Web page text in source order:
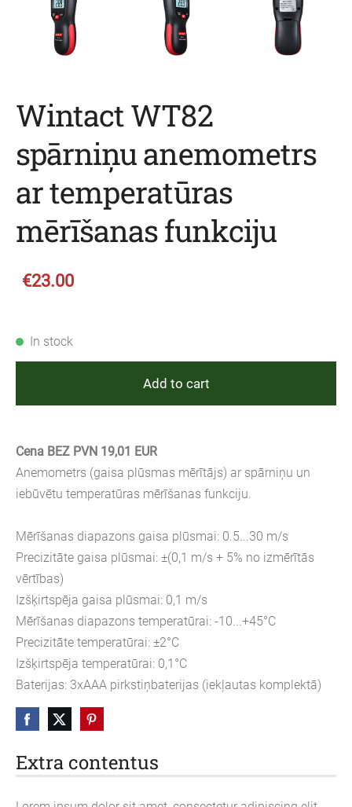
Extra contentus
Wintact WT82
spārniņu anemometrs
ar temperatūras
mērīšanas funkciju
€23.00
In stock
Add to cart
Cena BEZ PVN 19,01 EUR
Anemometrs (gaisa plūsmas mērītājs) ar spārniņu un
iebūvētu temperatūras mērīšanas funkciju.
Mērīšanas diapazons gaisa plūsmai: 0.5...30 m/s
Precizitāte gaisa plūsmai: ±(0,1 m/s + 5% no izmērītās
vērtības)
Izšķirtspēja gaisa plūsmai: 0,1 m/s
Mērīšanas diapazons temperatūrai: -10...+45°C
Precizitāte temperatūrai: ±2°C
Izšķirtspēja temperatūrai: 0,1°C
Baterijas: 3xAAA pirkstiņbaterijas (iekļautas komplektā)